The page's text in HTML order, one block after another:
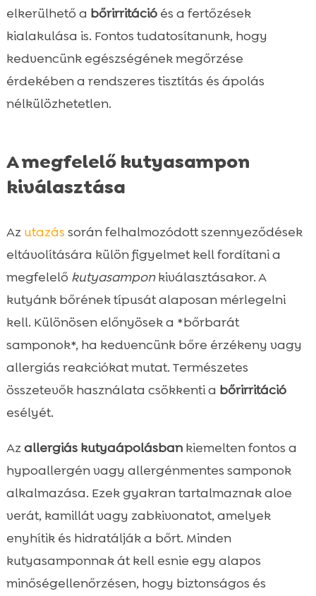
elkerülhető a bőrirritációés a fertőzések
kialakulása is. Fontos tudatosítanunk, hogy
kedvencünk egészségének megőrzése
érdekében a rendszeres tisztítás és ápolás
nélkülözhetetlen.
A megfelelő kutyasampon
kiválasztása
Az utazás során felhalmozódott szennyeződések
eltávolítására külön figyelmet kell fordítani a
megfelelő kutyasamponkiválasztásakor. A
kutyánk bőrének típusát alaposan mérlegelni
kell. Különösen előnyösek a *bőrbarát
samponok*, ha kedvencünk bőre érzékeny vagy
allergiás reakciókat mutat. Természetes
összetevők használata csökkenti a bőrirritáció
esélyét.
Azallergiás kutyaápolásbankiemelten fontos a
hypoallergén vagy allergénmentes samponok
alkalmazása. Ezek gyakran tartalmaznak aloe
verát, kamillát vagy zabkivonatot, amelyek
enyhítik és hidratálják a bőrt. Minden
kutyasamponnak át kell esnie egy alapos
minőségellenőrzésen, hogy biztonságos és